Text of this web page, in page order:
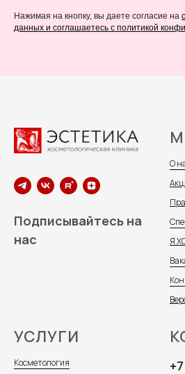
Нажимая на кнопку, вы даете согласие на
данных и соглашаетесь c политикой
Подписывайтесь на
нас
О
Я
УСЛУГИ
Косметология